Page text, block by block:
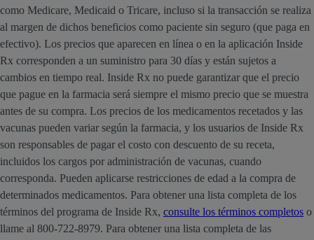
como Medicare, Medicaid o Tricare, incluso si la transacción se realiza
al margen de dichos beneficios como paciente sin seguro (que paga en
efectivo). Los precios que aparecen en línea o en la aplicación Inside
Rx corresponden a un suministro para 30 días y están sujetos a
cambios en tiempo real. Inside Rx no puede garantizar que el precio
que pague en la farmacia será siempre el mismo precio que se muestra
antes de su compra. Los precios de los medicamentos recetados y las
vacunas pueden variar según la farmacia, y los usuarios de Inside Rx
son responsables de pagar el costo con descuento de su receta,
incluidos los cargos por administración de vacunas, cuando
corresponda. Pueden aplicarse restricciones de edad a la compra de
determinados medicamentos. Para obtener una lista completa de los
términos del programa de Inside Rx, consulte los términos completos o
llame al 800-722-8979. Para obtener una lista completa de las